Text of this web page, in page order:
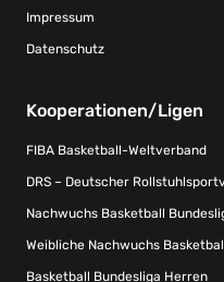
Impressum
Datenschutz
Kooperationen/Ligen
FIBA Basketball-Weltverband
DRS – Deutscher
Nachwuchs Basketball
Weibliche Nachwuchs
Basketball Bundesliga Herren